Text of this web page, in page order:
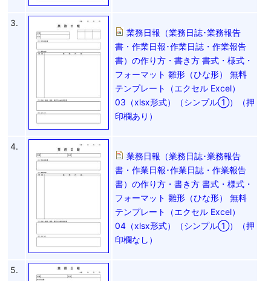
3.
業務日報（業務日誌･業務報告
書・作業日報･作業日誌・作業報告
書）の作り方・書き方 書式・様式・
フォーマット 雛形（ひな形） 無料
テンプレート（エクセル Excel）
03（xlsx形式）（シンプル①）（押
印欄あり）
4.
業務日報（業務日誌･業務報告
書・作業日報･作業日誌・作業報告
書）の作り方・書き方 書式・様式・
フォーマット 雛形（ひな形） 無料
テンプレート（エクセル Excel）
04（xlsx形式）（シンプル①）（押
印欄なし）
5.